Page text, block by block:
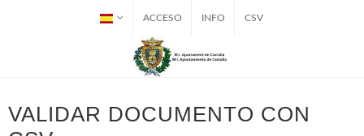
ACCESO INFO CSV
VALIDAR DOCUMENTO CON